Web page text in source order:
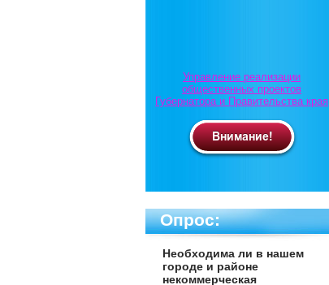
Управление реализации
общественных проектов
Губернатора и Правительства края
Опрос:
Необходима ли в нашем
городе и районе
некоммерческая